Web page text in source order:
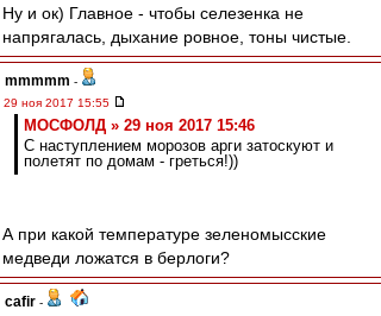
Ну и ок) Главное - чтобы селезенка не
напрягалась, дыхание ровное, тоны чистые.
mmmmm -
29 ноя 2017 15:55
МОСФОЛД » 29 ноя 2017 15:46
С наступлением морозов арги затоскуют и
полетят по домам - греться!))
А при какой температуре зеленомысские
медведи ложатся в берлоги?
cafir -